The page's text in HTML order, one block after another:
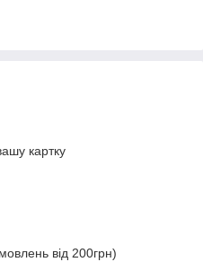
картку
від 200грн)